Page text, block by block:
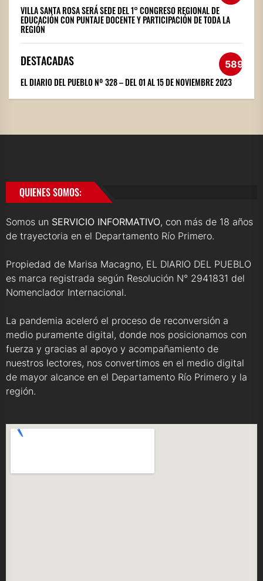
VILLA SANTA ROSA SERÁ SEDE DEL 1° CONGRESO REGIONAL DE
EDUCACIÓN CON PUNTAJE DOCENTE Y PARTICIPACIÓN DE TODA LA
REGIÓN
DESTACADAS 589
EL DIARIO DEL PUEBLO Nº 328 – DEL 01 AL 15 DE NOVIEMBRE 2023
QUIENES SOMOS:
Somos un SERVICIO INFORMATIVO, con más de 18 años
de trayectoria en el Departamento Río Primero.
Propiedad de Marisa Macagno, EL DIARIO DEL PUEBLO
es marca registrada según Resolución N° 2941831 del
Nomenclador Internacional.
La pandemia aceleró el proceso de reconversión a
medio puramente digital, donde nos posicionamos con
fuerza y gracias al apoyo y acompañamiento de
nuestros lectores, nos convertimos en el medio digital
de mayor alcance en el Departamento Río Primero y la
región.